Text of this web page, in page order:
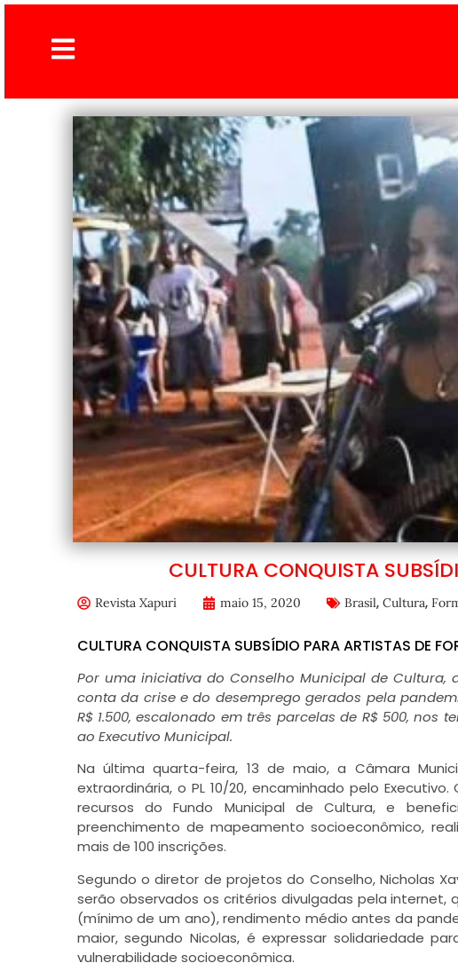
CULTURA CONQUISTA
Revista Xapuri maio 15, 2020 Brasil, Cultura,
CULTURA CONQUISTA SUBSÍDIO PARA ARTISTAS DE
Por uma iniciativa do Conselho Municipal de
conta da crise e do desemprego gerados pela
R$ 1.500, escalonado em três parcelas de R$ 500,
ao Executivo Municipal.
Na última quarta-feira, 13 de maio, a Câmara
extraordinária, o PL 10/20, encaminhado pelo
recursos do Fundo Municipal de Cultura, e
preenchimento de mapeamento socioeconômico,
mais de 100 inscrições.
Segundo o diretor de projetos do Conselho, Nicholas
serão observados os critérios divulgadas pela
(mínimo de um ano), rendimento médio antes da
maior, segundo Nicolas, é expressar solidariedade
vulnerabilidade socioeconômica.